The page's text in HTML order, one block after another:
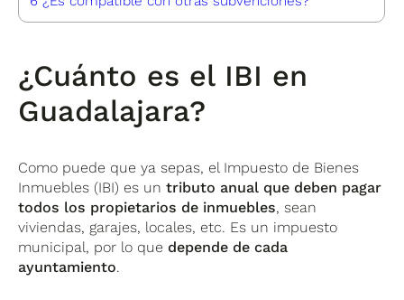
¿Cuánto es el IBI en
Guadalajara?
Como puede que ya sepas, el Impuesto de Bienes
Inmuebles (IBI) es untributo anual que deben pagar
todos los propietarios de inmuebles, sean
viviendas, garajes, locales, etc. Es un impuesto
municipal, por lo que depende de cada
ayuntamiento.